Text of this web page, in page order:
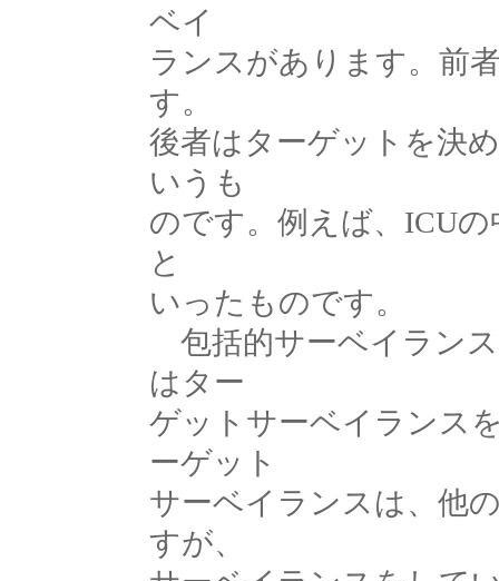
ベイ
ランスがあります。前
す。
後者はターゲットを決
いうも
のです。例えば、ICU
と
いったものです。
包括的サーベイラン
はター
ゲットサーベイランス
ーゲット
サーベイランスは、他
すが、